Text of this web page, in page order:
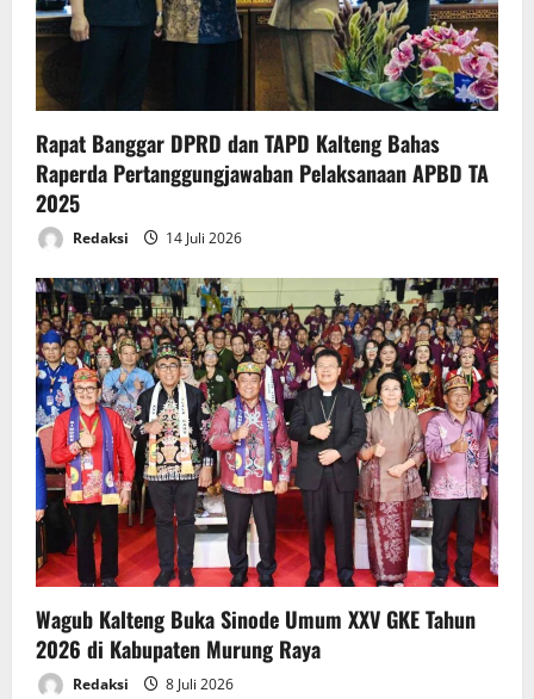
Rapat Banggar DPRD dan TAPD Kalteng Bahas
Raperda Pertanggungjawaban Pelaksanaan APBD TA
2025
Redaksi 14 Juli 2026
Wagub Kalteng Buka Sinode Umum XXV GKE Tahun
2026 di Kabupaten Murung Raya
Redaksi 8 Juli 2026